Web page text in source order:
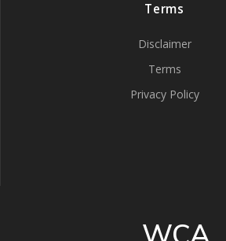
Terms
Disclaimer
Terms
Privacy Policy
WCA